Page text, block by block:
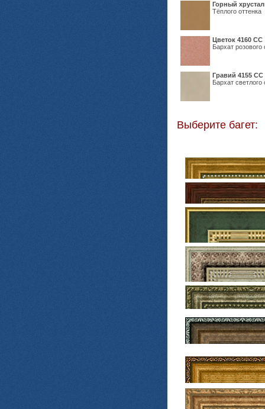
Горный
Тёплого оттенка
Цветок 4160 СС
Бархат розового
Гравий 4155 СС
Бархат светлого
Выберите багет: